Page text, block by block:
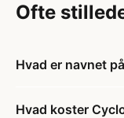
Ofte
Hvad er navnet
Hvad koster